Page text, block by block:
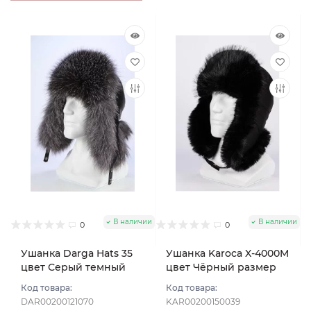
0 В наличии
Ушанка Darga Hats 35
цвет Серый темный
Код товара:
DAR00200121070
0 В наличии
Ушанка Karoca X-4000M
цвет Чёрный размер
Код товара:
KAR00200150039